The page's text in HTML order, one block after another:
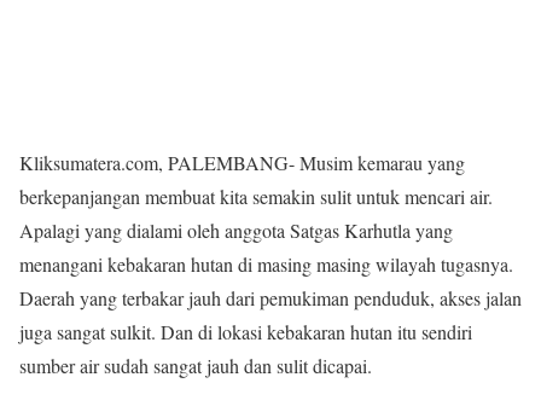
Kliksumatera.com, PALEMBANG- Musim kemarau yang
berkepanjangan membuat kita semakin sulit untuk mencari air.
Apalagi yang dialami oleh anggota Satgas Karhutla yang
menangani kebakaran hutan di masing masing wilayah tugasnya.
Daerah yang terbakar jauh dari pemukiman penduduk, akses jalan
juga sangat sulkit. Dan di lokasi kebakaran hutan itu sendiri
sumber air sudah sangat jauh dan sulit dicapai.